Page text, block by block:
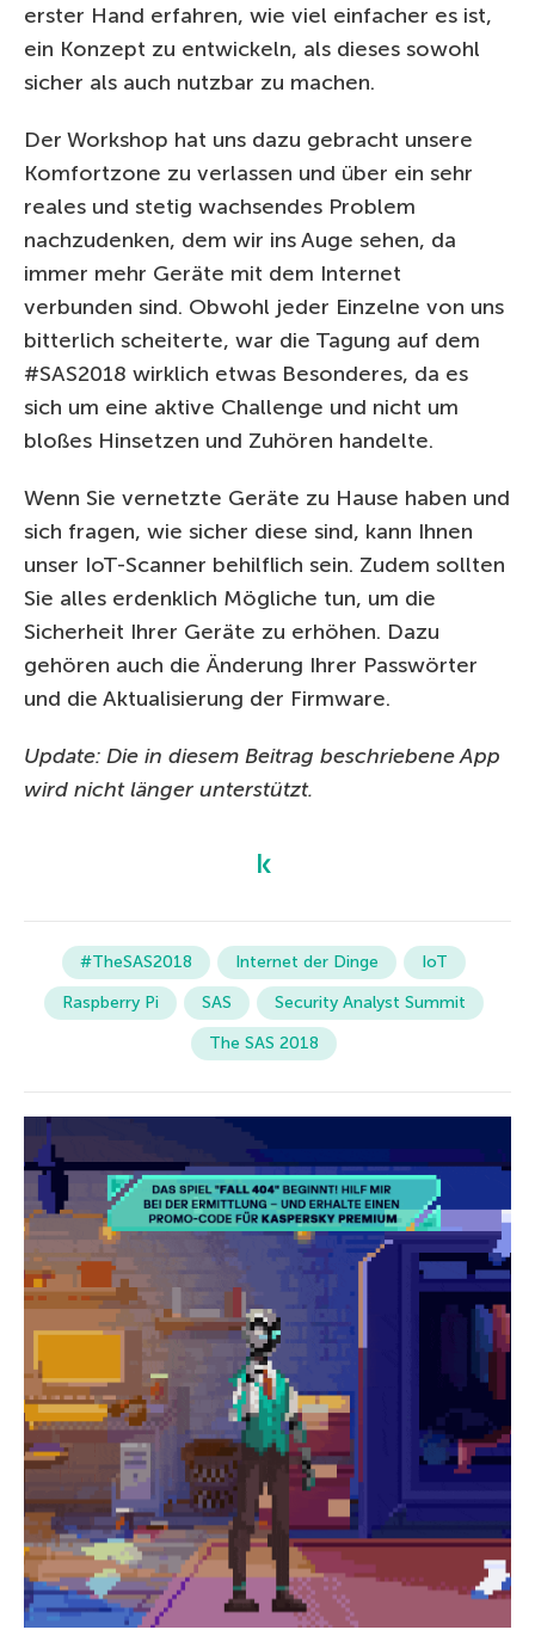
erster Hand erfahren, wie viel einfacher es ist,
ein Konzept zu entwickeln, als dieses sowohl
sicher als auch nutzbar zu machen.
Der Workshop hat uns dazu gebracht unsere
Komfortzone zu verlassen und über ein sehr
reales und stetig wachsendes Problem
nachzudenken, dem wir ins Auge sehen, da
immer mehr Geräte mit dem Internet
verbunden sind. Obwohl jeder Einzelne von uns
bitterlich scheiterte, war die Tagung auf dem
#SAS2018 wirklich etwas Besonderes, da es
sich um eine aktive Challenge und nicht um
bloßes Hinsetzen und Zuhören handelte.
Wenn Sie vernetzte Geräte zu Hause haben und
sich fragen, wie sicher diese sind, kann Ihnen
unser IoT-Scanner behilflich sein. Zudem sollten
Sie alles erdenklich Mögliche tun, um die
Sicherheit Ihrer Geräte zu erhöhen. Dazu
gehören auch die Änderung Ihrer Passwörter
und die Aktualisierung der Firmware.
Update: Die in diesem Beitrag beschriebene App
wird nicht länger unterstützt.
#TheSAS2018 Internet der Dinge
IoT
Raspberry Pi
SAS
Security Analyst Summit
The SAS 2018